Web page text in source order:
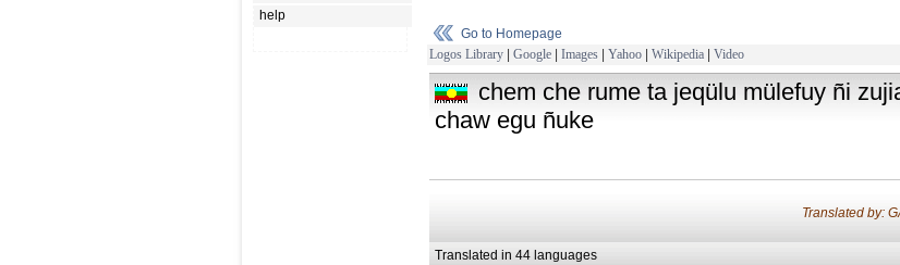
help
Go to Homepage
Logos Library | Google | Images | Yahoo | Wikipedia | Video
chem che rume ta jeqülu mülefuy ñi
chaw egu ñuke
Translated by:
Translated in 44 languages